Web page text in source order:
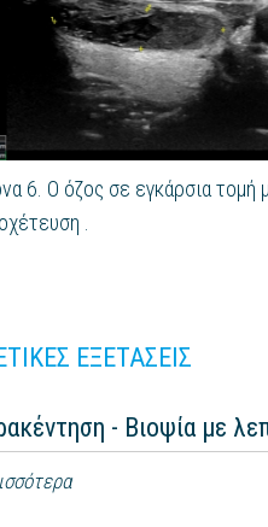
6. Ο όζος σε εγκάρσια τομή
.
ΕΞΕΤΑΣΕΙΣ
- Βιοψία με